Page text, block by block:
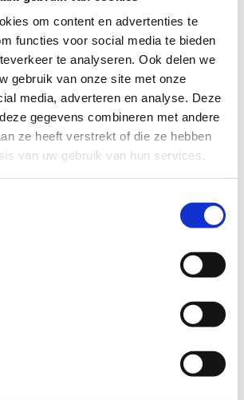
om content en advertenties te
functies voor social media te bieden
te analyseren. Ook delen we
gebruik van onze site met onze
media, adverteren en analyse. Deze
gegevens combineren met andere
ze heeft verstrekt of die ze hebben
van uw gebruik van hun services.
van deze route?
helpt de kwaliteit van de routes in kaart
mountainbikers te leiden naar de
vind je tips om een
te schrijven. Respecteer je
dan kunnen wij beslissen jouw
aan te brengen in het
bijvoorbeeld om taalfouten
verbeteren.​
over onze routestructuren, neem een
melden op een route? Ga dan naar